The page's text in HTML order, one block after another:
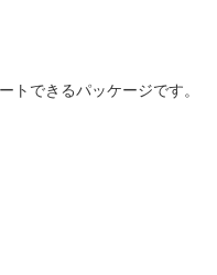
トできるパッケージです。